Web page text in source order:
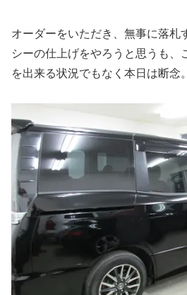
オーダーをいただき、無事に落札
シーの仕上げをやろうと思うも
を出来る状況でもなく本日は断念。